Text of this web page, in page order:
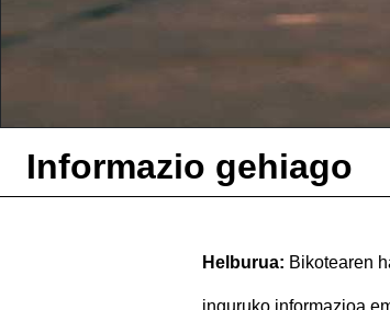
Informazio gehiago
Helburua: Bikotearen